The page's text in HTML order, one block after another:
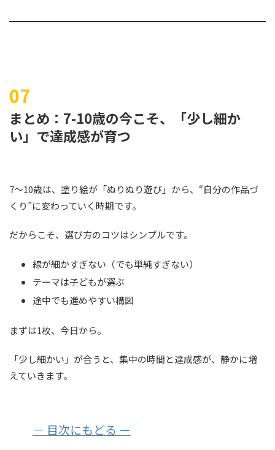
まとめ：7-10歳の今こそ、「少し細か
い」で達成感が育つ
7〜10歳は、塗り絵が「ぬりぬり遊び」から、“自分の作品づ
くり”に変わっていく時期です。
だからこそ、選び方のコツはシンプルです。
線が細かすぎない（でも単純すぎない）
テーマは子どもが選ぶ
途中でも進めやすい構図
まずは1枚、今日から。
「少し細かい」が合うと、集中の時間と達成感が、静かに増
えていきます。
－ 目次にもどる ー